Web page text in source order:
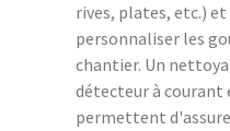
rives, plates, etc.)
personnaliser les
chantier. Un
détecteur à courant
permettent